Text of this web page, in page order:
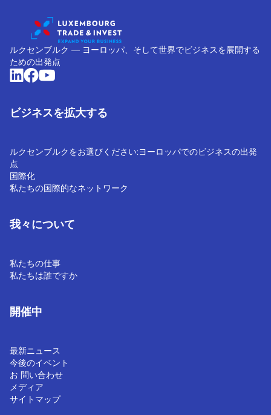
ルクセンブルク ― ヨーロッパ、そして世界でビジネスを展開する
ための出発点
ビジネスを拡大する
ルクセンブルクをお選びください:ヨーロッパでのビジネスの出発
点
国際化
私たちの国際的なネットワーク
我々について
私たちの仕事
私たちは誰ですか
開催中
最新ニュース
今後のイベント
お 問い合わせ
メディア
サイトマップ